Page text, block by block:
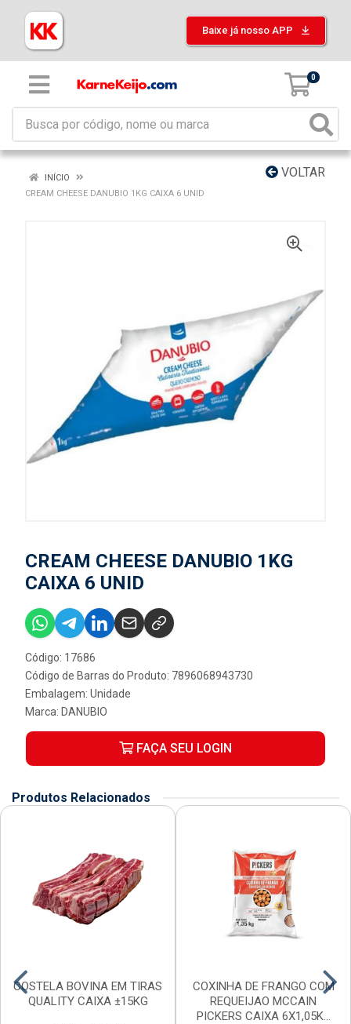
Baixe já nosso APP
0
VOLTAR
INÍCIO
CREAM CHEESE DANUBIO 1KG CAIXA 6 UNID
CREAM CHEESE DANUBIO 1KG
CAIXA 6 UNID
Código: 17686
Código de Barras do Produto: 7896068943730
Embalagem: Unidade
Marca: DANUBIO
FAÇA SEU LOGIN
Produtos Relacionados
COSTELA BOVINA EM TIRAS
QUALITY CAIXA ±15KG
COXINHA DE FRANGO COM
REQUEIJAO MCCAIN
PICKERS CAIXA 6X1,05K...